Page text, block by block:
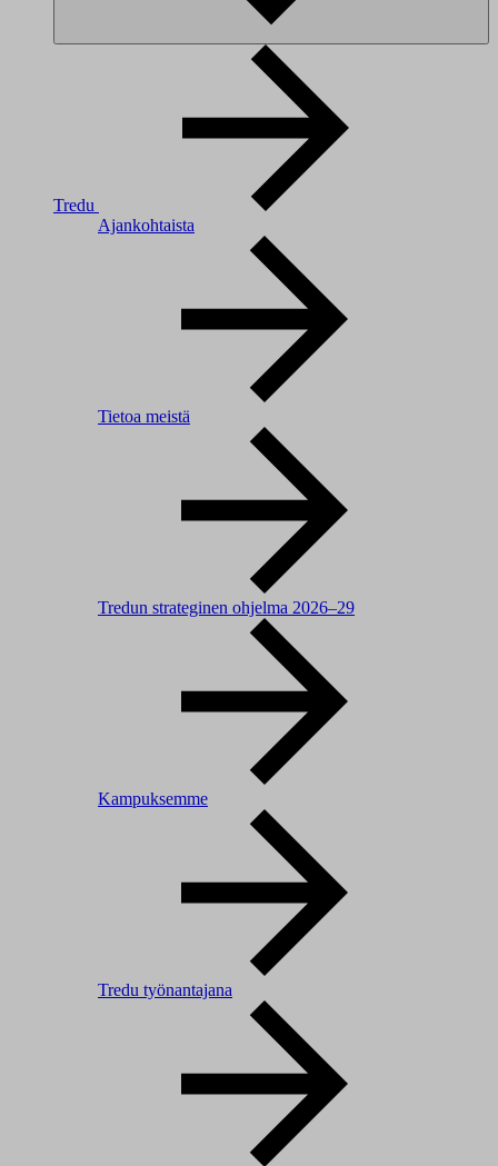
Tredu
Ajankohtaista
Tietoa meistä
Tredun strateginen ohjelma 2026–29
Kampuksemme
Tredu työnantajana